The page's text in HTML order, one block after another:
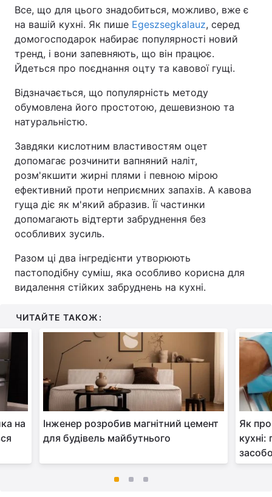
Все, що для цього знадобиться, можливо, вже є
на вашій кухні. Як пише Egeszsegkalauz, серед
домогосподарок набирає популярності новий
тренд, і вони запевняють, що він працює.
Йдеться про поєднання оцту та кавової гущі.
Відзначається, що популярність методу
обумовлена його простотою, дешевизною та
натуральністю.
Завдяки кислотним властивостям оцет
допомагає розчинити вапняний наліт,
розм'якшити жирні плями і певною мірою
ефективний проти неприємних запахів. А кавова
гуща діє як м'який абразив. Її частинки
допомагають відтерти забруднення без
особливих зусиль.
Разом ці два інгредієнти утворюють
пастоподібну суміш, яка особливо корисна для
видалення стійких забруднень на кухні.
ЧИТАЙТЕ ТАКОЖ:
на
Інженер розробив магнітний цемент
для будівель майбутнього
Як